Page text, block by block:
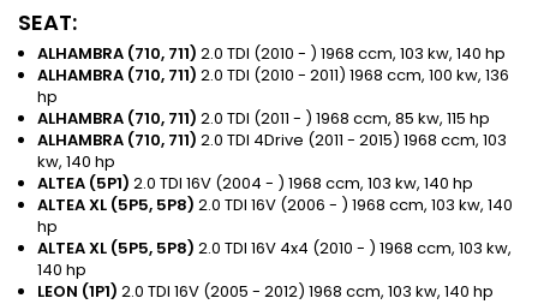
SEAT:
ALHAMBRA (710, 711) 2.0 TDI (2010 - ) 1968 ccm, 103 kw, 140 hp
ALHAMBRA (710, 711) 2.0 TDI (2010 - 2011) 1968 ccm, 100 kw, 136
hp
ALHAMBRA (710, 711) 2.0 TDI (2011 - ) 1968 ccm, 85 kw, 115 hp
ALHAMBRA (710, 711) 2.0 TDI 4Drive (2011 - 2015) 1968 ccm, 103
kw, 140 hp
ALTEA (5P1) 2.0 TDI 16V (2004 - ) 1968 ccm, 103 kw, 140 hp
ALTEA XL (5P5, 5P8) 2.0 TDI 16V (2006 - ) 1968 ccm, 103 kw, 140
hp
ALTEA XL (5P5, 5P8) 2.0 TDI 16V 4x4 (2010 - ) 1968 ccm, 103 kw,
140 hp
LEON (1P1) 2.0 TDI 16V (2005 - 2012) 1968 ccm, 103 kw, 140 hp